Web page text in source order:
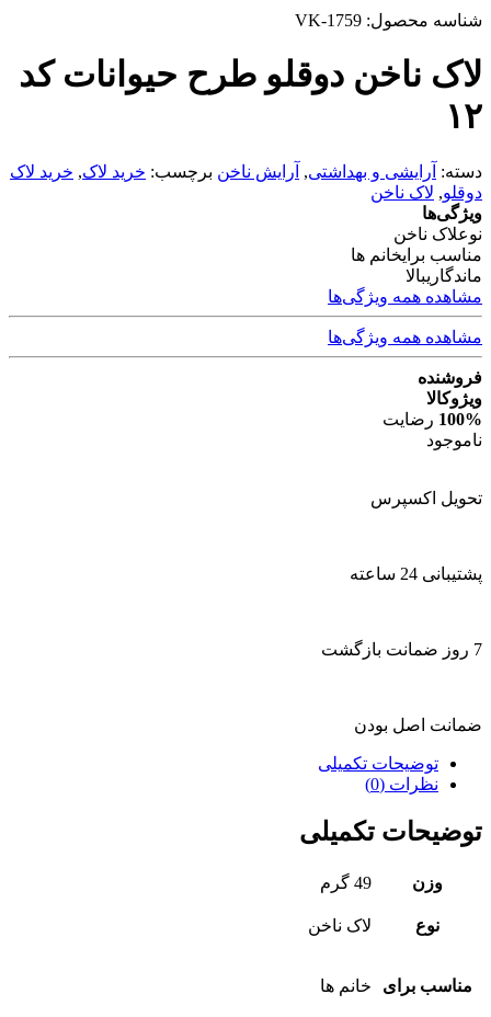
شناسه محصول: VK-1759
لاک ناخن دوقلو طرح حیوانات کد
۱۲
دسته: آرایشی و بهداشتی, آرایش ناخن برچسب: خرید لاک, خرید لاک
دوقلو, لاک ناخن
ویژگی‌ها
نوعلاک ناخن
مناسب برایخانم ها
ماندگاریبالا
مشاهده همه ویژگی‌ها
مشاهده همه ویژگی‌ها
فروشنده
ویژوکالا
100% رضایت
ناموجود
تحویل اکسپرس
پشتیبانی 24 ساعته
7 روز ضمانت بازگشت
ضمانت اصل بودن
توضیحات تکمیلی
نظرات (0)
توضیحات تکمیلی
وزن 49 گرم
نوع لاک ناخن
مناسب برای خانم ها